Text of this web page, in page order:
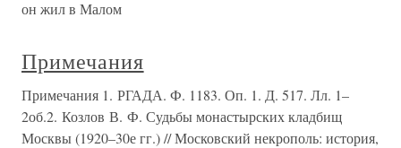
он жил в Малом
Примечания
Примечания 1. РГАДА. Ф. 1183. Оп. 1. Д. 517. Лл. 1–
2об.2. Козлов В. Ф. Судьбы монастырских кладбищ
Москвы (1920–30е гг.) // Московский некрополь: история,